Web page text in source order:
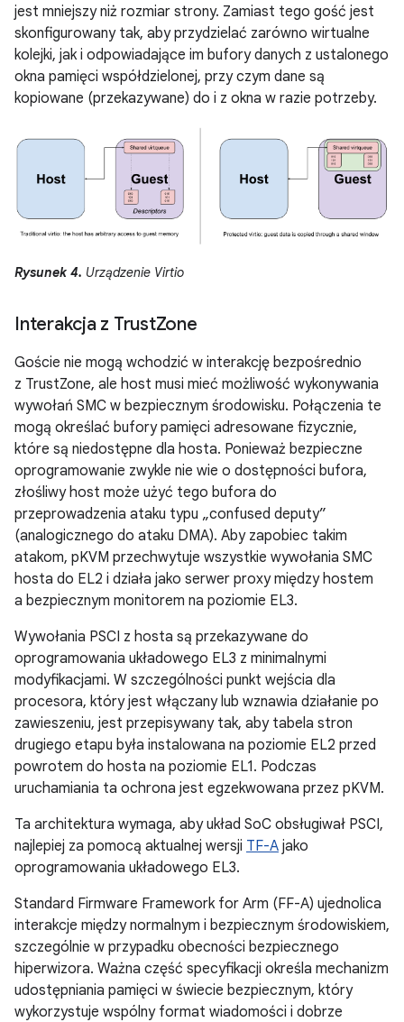
jest mniejszy niż rozmiar strony. Zamiast tego gość jest
skonfigurowany tak, aby przydzielać zarówno wirtualne
kolejki, jak i odpowiadające im bufory danych z ustalonego
okna pamięci współdzielonej, przy czym dane są
kopiowane (przekazywane) do i z okna w razie potrzeby.
Rysunek 4. Urządzenie Virtio
Interakcja z TrustZone
Goście nie mogą wchodzić w interakcję bezpośrednio
z TrustZone, ale host musi mieć możliwość wykonywania
wywołań SMC w bezpiecznym środowisku. Połączenia te
mogą określać bufory pamięci adresowane fizycznie,
które są niedostępne dla hosta. Ponieważ bezpieczne
oprogramowanie zwykle nie wie o dostępności bufora,
złośliwy host może użyć tego bufora do
przeprowadzenia ataku typu „confused deputy”
(analogicznego do ataku DMA). Aby zapobiec takim
atakom, pKVM przechwytuje wszystkie wywołania SMC
hosta do EL2 i działa jako serwer proxy między hostem
a bezpiecznym monitorem na poziomie EL3.
Wywołania PSCI z hosta są przekazywane do
oprogramowania układowego EL3 z minimalnymi
modyfikacjami. W szczególności punkt wejścia dla
procesora, który jest włączany lub wznawia działanie po
zawieszeniu, jest przepisywany tak, aby tabela stron
drugiego etapu była instalowana na poziomie EL2 przed
powrotem do hosta na poziomie EL1. Podczas
uruchamiania ta ochrona jest egzekwowana przez pKVM.
Ta architektura wymaga, aby układ SoC obsługiwał PSCI,
najlepiej za pomocą aktualnej wersji TF-A jako
oprogramowania układowego EL3.
Standard Firmware Framework for Arm (FF-A) ujednolica
interakcje między normalnym i bezpiecznym środowiskiem,
szczególnie w przypadku obecności bezpiecznego
hiperwizora. Ważna część specyfikacji określa mechanizm
udostępniania pamięci w świecie bezpiecznym, który
wykorzystuje wspólny format wiadomości i dobrze